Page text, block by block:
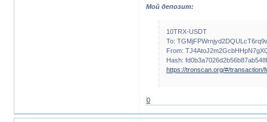
Мой депозит:
10TRX-USDT
To:
From:
Hash:
https://tronscan.org/#/
0